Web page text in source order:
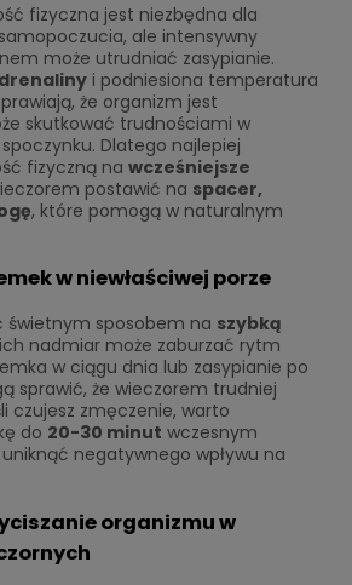
fizyczna jest niezbędna dla
ale intensywny
może utrudniać zasypianie.
i podniesiona temperatura
że organizm jest
skutkować trudnościami w
Dlatego najlepiej
fizyczną na wcześniejsze
postawić na spacer,
, które pomogą w naturalnym
w niewłaściwej porze
świetnym sposobem na szybką
nadmiar może zaburzać rytm
w ciągu dnia lub zasypianie po
sprawić, że wieczorem trudniej
czujesz zmęczenie, warto
do 20-30 minut wczesnym
negatywnego wpływu na
organizmu w